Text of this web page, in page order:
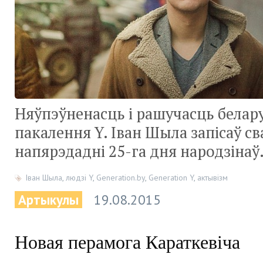
Няўпэўненасць і рашучасць
пакалення Y. Іван Шыла запісаў
напярэдадні 25-га дня
Іван Шыла, людзі Y, Generation.by, Generation Y, актывізм
Артыкулы 19.08.2015
Новая перамога Караткевіча